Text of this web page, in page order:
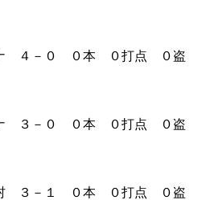
－０ ０本 ０打点 ０盗
０ ０本 ０打点 ０盗
１ ０本 ０打点 ０盗